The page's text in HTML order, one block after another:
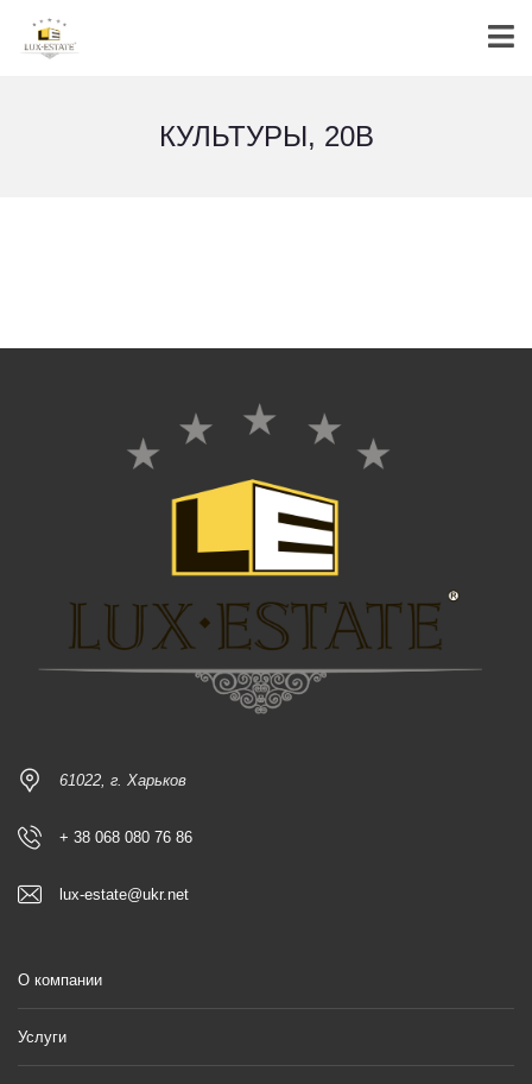
КУЛЬТУРЫ, 20В
61022, г. Харьков
+ 38 068 080 76 86
lux-estate@ukr.net
О компании
Услуги